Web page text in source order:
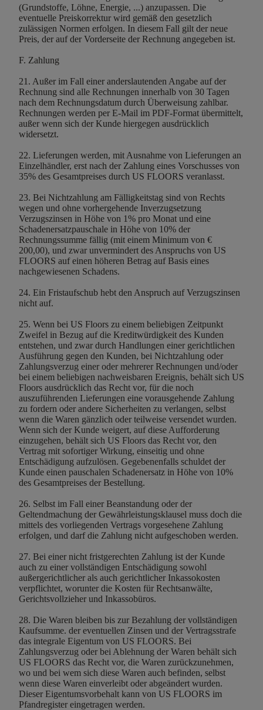
(Grundstoffe, Löhne, Energie, ...) anzupassen. Die
eventuelle Preiskorrektur wird gemäß den gesetzlich
zulässigen Normen erfolgen. In diesem Fall gilt der neue
Preis, der auf der Vorderseite der Rechnung angegeben ist.
F. Zahlung
21. Außer im Fall einer anderslautenden Angabe auf der
Rechnung sind alle Rechnungen innerhalb von 30 Tagen
nach dem Rechnungsdatum durch Überweisung zahlbar.
Rechnungen werden per E-Mail im PDF-Format übermittelt,
außer wenn sich der Kunde hiergegen ausdrücklich
widersetzt.
22. Lieferungen werden, mit Ausnahme von Lieferungen an
Einzelhändler, erst nach der Zahlung eines Vorschusses von
35% des Gesamtpreises durch US FLOORS veranlasst.
23. Bei Nichtzahlung am Fälligkeitstag sind von Rechts
wegen und ohne vorhergehende Inverzugsetzung
Verzugszinsen in Höhe von 1% pro Monat und eine
Schadenersatzpauschale in Höhe von 10% der
Rechnungssumme fällig (mit einem Minimum von €
200,00), und zwar unvermindert des Anspruchs von US
FLOORS auf einen höheren Betrag auf Basis eines
nachgewiesenen Schadens.
24. Ein Fristaufschub hebt den Anspruch auf Verzugszinsen
nicht auf.
25. Wenn bei US Floors zu einem beliebigen Zeitpunkt
Zweifel in Bezug auf die Kreditwürdigkeit des Kunden
entstehen, und zwar durch Handlungen einer gerichtlichen
Ausführung gegen den Kunden, bei Nichtzahlung oder
Zahlungsverzug einer oder mehrerer Rechnungen und/oder
bei einem beliebigen nachweisbaren Ereignis, behält sich US
Floors ausdrücklich das Recht vor, für die noch
auszuführenden Lieferungen eine vorausgehende Zahlung
zu fordern oder andere Sicherheiten zu verlangen, selbst
wenn die Waren gänzlich oder teilweise versendet wurden.
Wenn sich der Kunde weigert, auf diese Aufforderung
einzugehen, behält sich US Floors das Recht vor, den
Vertrag mit sofortiger Wirkung, einseitig und ohne
Entschädigung aufzulösen. Gegebenenfalls schuldet der
Kunde einen pauschalen Schadenersatz in Höhe von 10%
des Gesamtpreises der Bestellung.
26. Selbst im Fall einer Beanstandung oder der
Geltendmachung der Gewährleistungsklausel muss doch die
mittels des vorliegenden Vertrags vorgesehene Zahlung
erfolgen, und darf die Zahlung nicht aufgeschoben werden.
27. Bei einer nicht fristgerechten Zahlung ist der Kunde
auch zu einer vollständigen Entschädigung sowohl
außergerichtlicher als auch gerichtlicher Inkassokosten
verpflichtet, worunter die Kosten für Rechtsanwälte,
Gerichtsvollzieher und Inkassobüros.
28. Die Waren bleiben bis zur Bezahlung der vollständigen
Kaufsumme. der eventuellen Zinsen und der Vertragsstrafe
das integrale Eigentum von US FLOORS. Bei
Zahlungsverzug oder bei Ablehnung der Waren behält sich
US FLOORS das Recht vor, die Waren zurückzunehmen,
wo und bei wem sich diese Waren auch befinden, selbst
wenn diese Waren einverleibt oder abgeändert wurden.
Dieser Eigentumsvorbehalt kann von US FLOORS im
Pfandregister eingetragen werden.